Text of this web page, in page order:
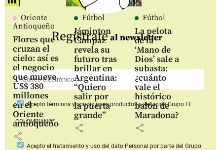
Oriente
Antioqueño
Flores que
cruzan el
cielo: así es
el negocio
que mueve
US$ 380
millones
en el
Oriente
antioqueño
share
Fútbol
Jáminton
Campaz
revela su
futuro tras
brillar en
Argentina:
“Quiero
salir por
la puerta
grande”
share
Fútbol
La pelota
de la
‘Mano de
Dios’ sale a
subasta:
¿cuánto
vale el
histórico
balón de
Maradona?
share
Regístrateal newsletter
Aceptotérminos y condiciones productos y serviciosGrupo EL
COLOMBIANO*
Acepto el tratamiento y uso del dato Personal por parte del Grupo